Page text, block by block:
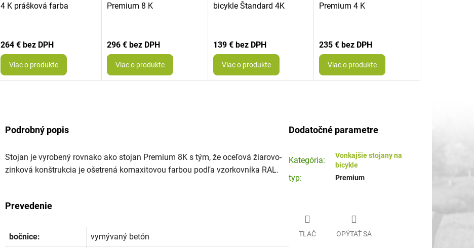
4 K prášková farba
264 €
Viac o produkte
Premium 8 K
296 €
Viac o produkte
bicykle Štandard 4K
139 €
Viac o produkte
Premium 4 K
235 €
Viac o produkte
Podrobný popis
Stojan je vyrobený rovnako ako stojan Premium 8K s tým, že oceľová žiarovo-
zinková konštrukcia je ošetrená komaxitovou farbou podľa vzorkovníka RAL.
Prevedenie
bočnice: vymývaný betón
Dodatočné parametre
Kategória:
Vonkajšie stojany na
bicykle
typ: Premium
TLAČ OPÝTAŤ SA